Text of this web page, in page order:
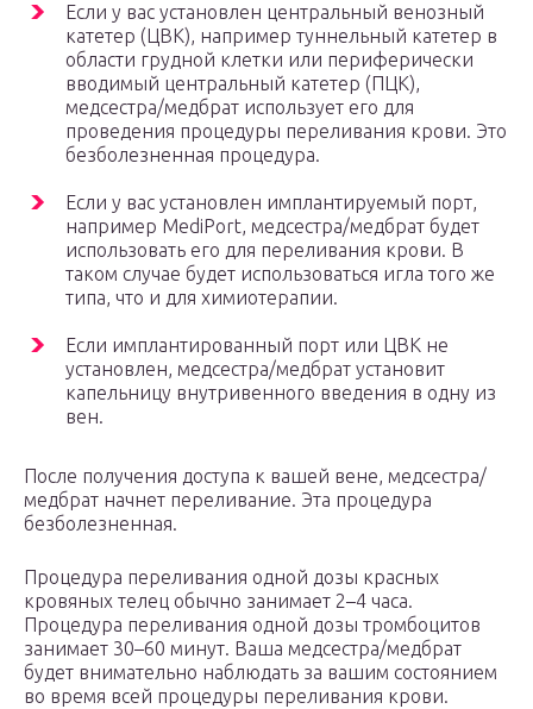
Если у вас установлен центральный венозный
катетер (ЦВК), например туннельный катетер в
области грудной клетки или периферически
вводимый центральный катетер (ПЦК),
медсестра/медбрат использует его для
проведения процедуры переливания крови. Это
безболезненная процедура.
Если у вас установлен имплантируемый порт,
например MediPort, медсестра/медбрат будет
использовать его для переливания крови. В
таком случае будет использоваться игла того же
типа, что и для химиотерапии.
Если имплантированный порт или ЦВК не
установлен, медсестра/медбрат установит
капельницу внутривенного введения в одну из
вен.
После получения доступа к вашей вене, медсестра/
медбрат начнет переливание. Эта процедура
безболезненная.
Процедура переливания одной дозы красных
кровяных телец обычно занимает 2–4 часа.
Процедура переливания одной дозы тромбоцитов
занимает 30–60 минут. Ваша медсестра/медбрат
будет внимательно наблюдать за вашим состоянием
во время всей процедуры переливания крови.